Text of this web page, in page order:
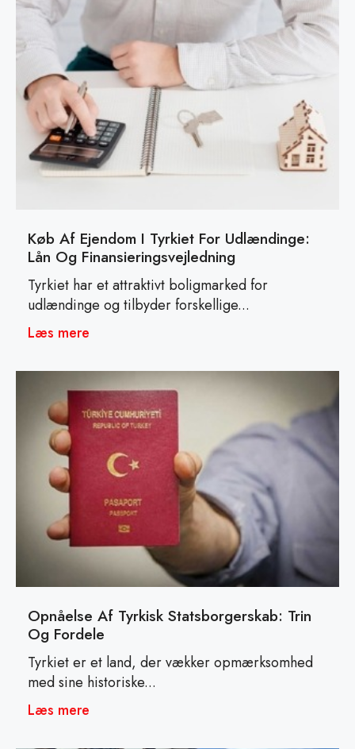
Køb Af Ejendom I Tyrkiet For Udlændinge:
Lån Og Finansieringsvejledning
Tyrkiet har et attraktivt boligmarked for
udlændinge og tilbyder forskellige...
Læs mere
Opnåelse Af Tyrkisk Statsborgerskab: Trin
Og Fordele
Tyrkiet er et land, der vækker opmærksomhed
med sine historiske...
Læs mere